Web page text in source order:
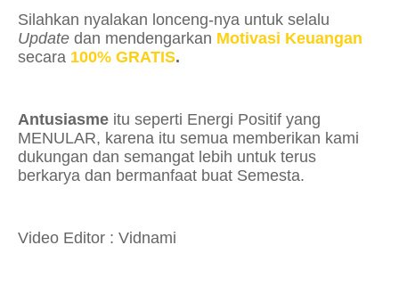
Silahkan nyalakan lonceng-nya untuk selalu
Update dan mendengarkan Motivasi Keuangan
secara 100% GRATIS.
Antusiasme itu seperti Energi Positif yang
MENULAR, karena itu semua memberikan kami
dukungan dan semangat lebih untuk terus
berkarya dan bermanfaat buat Semesta.
Video Editor : Vidnami